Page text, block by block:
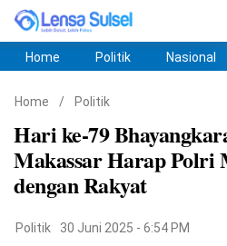
Home Politik Nasional
Home / Politik
Hari ke-79
Makassar Harap Polri
dengan Rakyat
Politik
30 Juni 2025 - 6:54 PM